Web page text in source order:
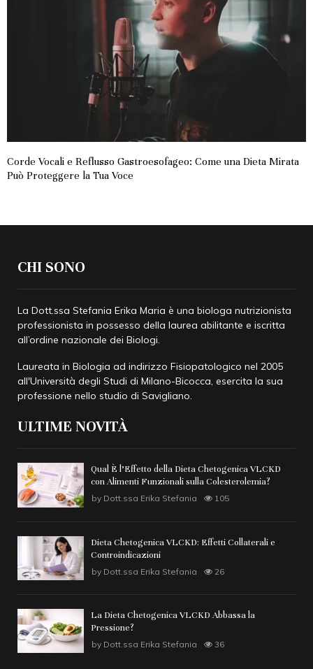
Corde Vocali e Reflusso Gastroesofageo: Come una Dieta Mirata
Può Proteggere la Tua Voce
CHI SONO
La Dott.ssa Stefania Erika Maria è una biologa nutrizionista
professionista in possesso della laurea abilitante e iscritta
all’ordine nazionale dei Biologi.
Laureata in Biologia ad indirizzo Fisiopatologico nel 2005
all'Università degli Studi di Milano-Bicocca, esercita la sua
professione nello studio di Savigliano.
ULTIME NOVITÀ
Qual È l’Effetto della Dieta Chetogenica VLCKD
con Alimenti Funzionali sulla Colesterolemia?
by Dott.ssa Erika Stefania 105
Dieta Chetogenica VLCKD: Effetti Collaterali e
Controindicazioni
by Dott.ssa Erika Stefania 26
La Dieta Chetogenica VLCKD Abbassa la
Pressione?
by Dott.ssa Erika Stefania 36